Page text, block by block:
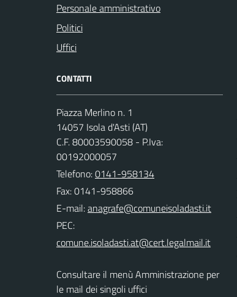
Personale amministrativo
Politici
Uffici
CONTATTI
Piazza Merlino n. 1
14057 Isola d'Asti (AT)
C.F. 80003590058 - P.Iva:
00192000057
Telefono:0141-958134
Fax: 0141-958866
E-mail:
PEC:
Consultare il menù Amministrazione per
le mail dei singoli uffici